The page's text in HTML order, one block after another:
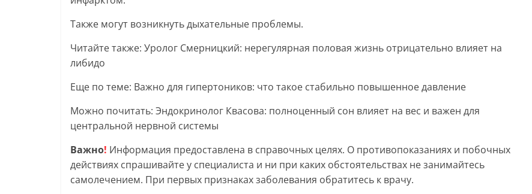
Также могут возникнуть дыхательные проблемы.
Читайте также: Уролог Смерницкий: нерегулярная половая жизнь отрицательно влияет на
либидо
Еще по теме: Важно для гипертоников: что такое стабильно повышенное давление
Можно почитать: Эндокринолог Квасова: полноценный сон влияет на вес и важен для
центральной нервной системы
Важно! Информация предоставлена в справочных целях. О противопоказаниях и побочных
действиях спрашивайте у специалиста и ни при каких обстоятельствах не занимайтесь
самолечением. При первых признаках заболевания обратитесь к врачу.